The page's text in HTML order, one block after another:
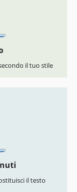
il tuo stile
il testo